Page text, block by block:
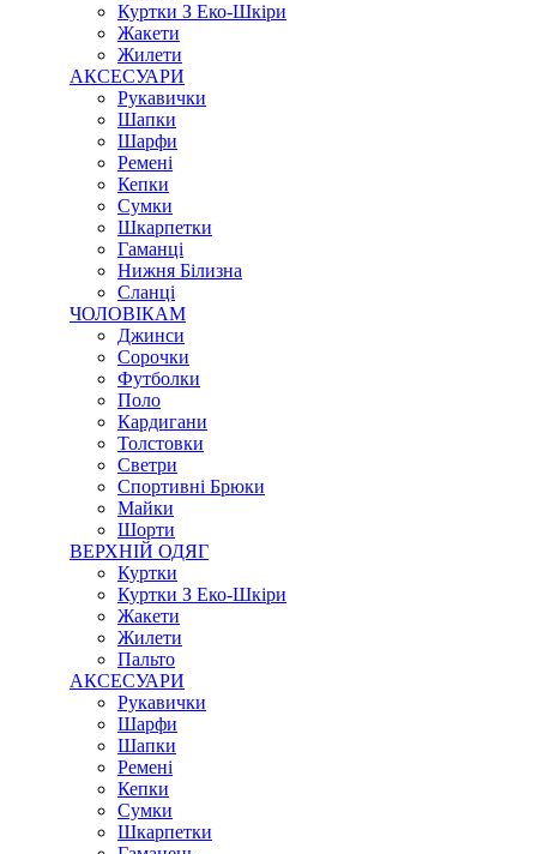
Куртки З Еко-Шкіри
Жакети
Жилети
АКСЕСУАРИ
Рукавички
Шапки
Шарфи
Ремені
Кепки
Сумки
Шкарпетки
Гаманці
Нижня Білизна
Сланці
ЧОЛОВІКАМ
Джинси
Сорочки
Футболки
Поло
Кардигани
Толстовки
Светри
Спортивні Брюки
Майки
Шорти
ВЕРХНІЙ ОДЯГ
Куртки
Куртки З Еко-Шкіри
Жакети
Жилети
Пальто
АКСЕСУАРИ
Рукавички
Шарфи
Шапки
Ремені
Кепки
Сумки
Шкарпетки